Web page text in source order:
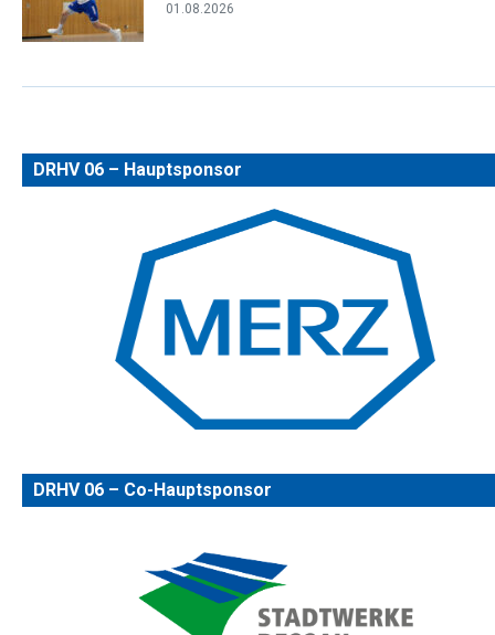
01.08.2026
DRHV 06 – Hauptsponsor
DRHV 06 – Co-Hauptsponsor